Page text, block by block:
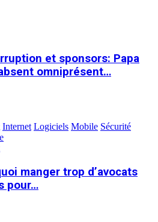
et sponsors: Papa
omniprésent…
Internet Logiciels Mobile Sécurité
manger trop d’avocats
pour…